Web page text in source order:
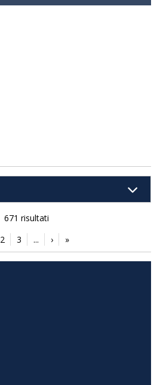
671 risultati
2 3 ... › »